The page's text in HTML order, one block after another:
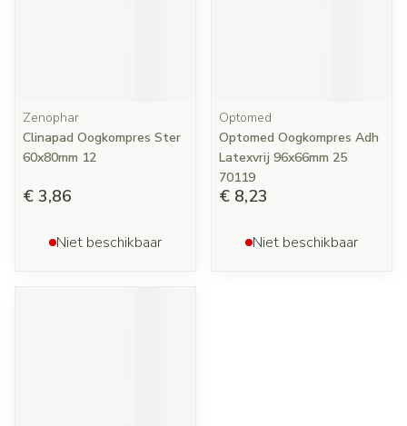
Zenophar
Clinapad Oogkompres Ster
60x80mm 12
€ 3,86
Niet beschikbaar
Optomed
Optomed Oogkompres Adh
Latexvrij 96x66mm 25
70119
€ 8,23
Niet beschikbaar